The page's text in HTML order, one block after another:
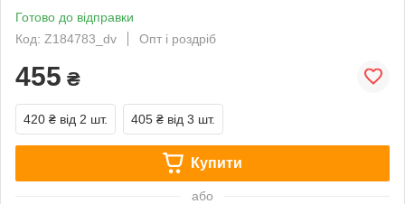
Готово до відправки
Код: Z184783_dv
Опт і роздріб
455 ₴
420 ₴ від 2 шт. 405 ₴ від 3 шт.
Купити
або